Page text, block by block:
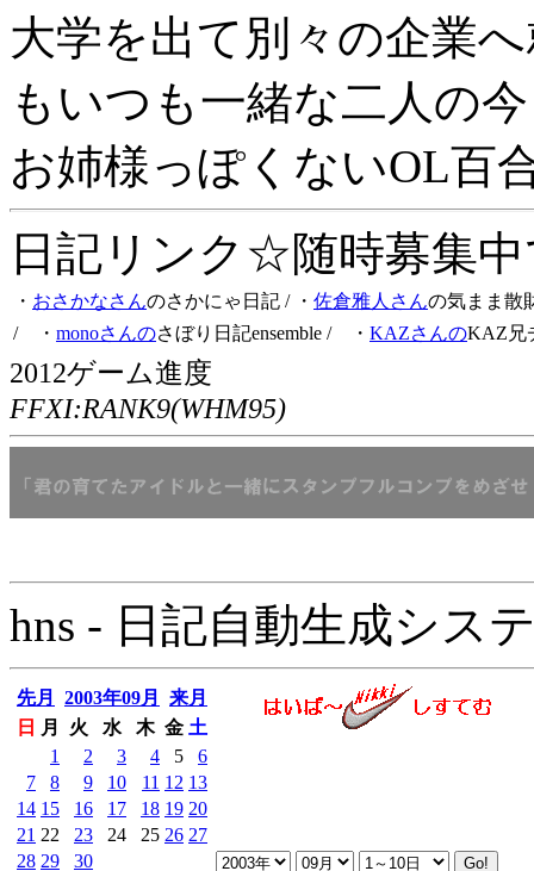
大学を出て別々の企業
もいつも一緒な二人の
お姉様っぽくないOL百
日記リンク☆随時募集
・ おさかなさんのさかにゃ日記 / ・ 佐倉雅人さんの気まま散
/ ・ monoさんのさぼり日記ensemble / ・ KAZさんのKAZ兄
2012ゲーム進度
FFXI:RANK9(WHM95)
hns - 日記自動生成シス
先月 2003年09月
来月
日
月 火 水 木 金 土
1
2 3 4 5
6
7
8 9 10 11 12 13
14 15 16 17 18 19 20
21 22 23 24 25 26 27
28 29 30